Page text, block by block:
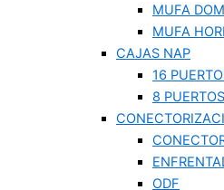
MUFA
MUFA
CAJAS NAP
16
8 PUERTOS
ODF